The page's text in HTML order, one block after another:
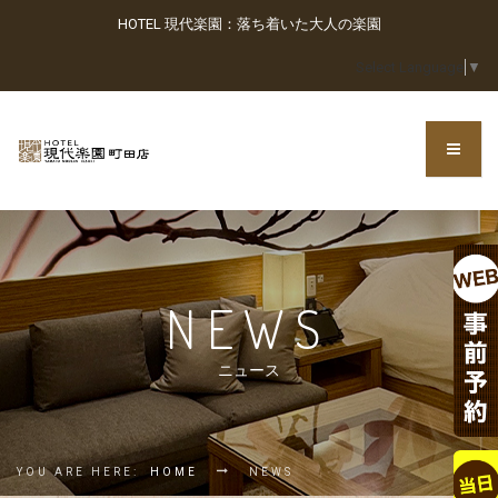
HOTEL 現代楽園：落ち着いた大人の楽園
Select Language ▼
NEWS
ニュース
YOU ARE HERE: HOME NEWS